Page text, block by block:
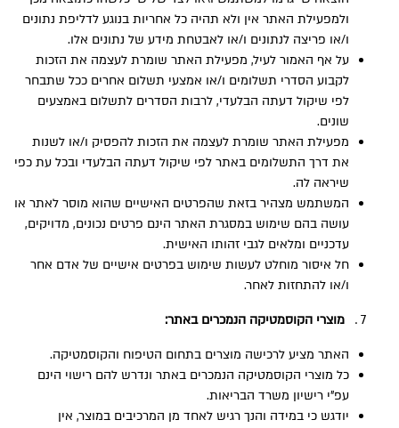
ולמפעילת האתר אין ולא תהיה כל אחריות בנוגע לדליפת נתונים
ו/או פריצה לנתונים ו/או לאבטחת מידע של נתונים אלו.
על אף האמור לעיל, מפעילת האתר שומרת לעצמה את הזכות
לקבוע הסדרי תשלומים ו/או אמצעי תשלום אחרים ככל שתבחר
לפי שיקול דעתה הבלעדי, לרבות הסדרים לתשלום באמצעים
שונים.
מפעילת האתר שומרת לעצמה את הזכות להפסיק ו/או לשנות
את דרך התשלומים באתר לפי שיקול דעתה הבלעדי ובכל עת כפי
שיראה לה.
המשתמש מצהיר בזאת שהפרטים האישיים שהוא מוסר לאתר או
עושה בהם שימוש במסגרת האתר הינם פרטים נכונים, מדויקים,
עדכניים ומלאים לגבי זהותו האישית.
חל איסור מוחלט לעשות שימוש בפרטים אישיים של אדם אחר
ו/או להתחזות לאחר.
מוצרי הקוסמטיקה הנמכרים באתר:
האתר מציע לרכישה מוצרים בתחום הטיפוח והקוסמטיקה.
כל מוצרי הקוסמטיקה הנמכרים באתר ונדרש להם רישוי הינם
עפ”י רישיון משרד הבריאות.
יודגש כי במידה והנך רגיש לאחד מן המרכיבים במוצר, אין